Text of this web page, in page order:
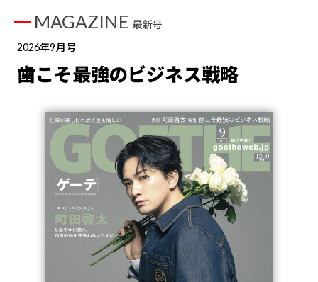
MAGAZINE 最新号
2026年9月号
歯こそ最強のビジネス戦略